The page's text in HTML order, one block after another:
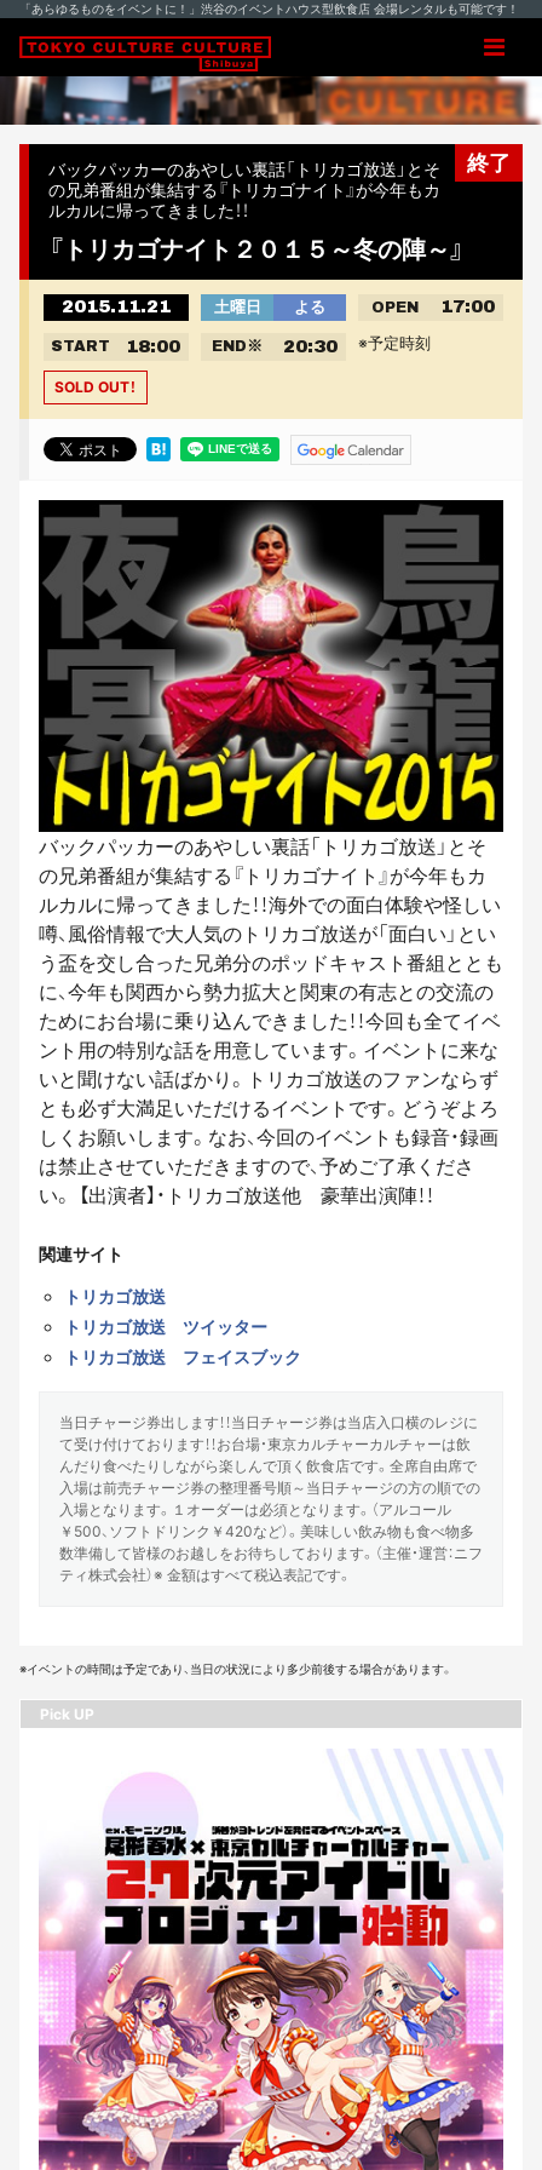
「あらゆるものをイベントに！」渋谷のイベントハウス型飲食店 会場レンタルも可能です！
終了
バックパッカーのあやしい裏話「トリカゴ放送」とそ
の兄弟番組が集結する『トリカゴナイト』が今年もカ
ルカルに帰ってきました！！
『トリカゴナイト２０１５～冬の陣～』
2015.11.21 土曜日 よる OPEN 17:00
START 18:00 END ※ 20:30 ※予定時刻
SOLD OUT！
バックパッカーのあやしい裏話「トリカゴ放送」とそ
の兄弟番組が集結する『トリカゴナイト』が今年もカ
ルカルに帰ってきました！！海外での面白体験や怪しい
噂、風俗情報で大人気のトリカゴ放送が「面白い」とい
う盃を交し合った兄弟分のポッドキャスト番組ととも
に、今年も関西から勢力拡大と関東の有志との交流の
ためにお台場に乗り込んできました！！今回も全てイベ
ント用の特別な話を用意しています。イベントに来な
いと聞けない話ばかり。トリカゴ放送のファンならず
とも必ず大満足いただけるイベントです。どうぞよろ
しくお願いします。なお、今回のイベントも録音・録画
は禁止させていただきますので、予めご了承くださ
い。 【出演者】・トリカゴ放送他 豪華出演陣！！
関連サイト
トリカゴ放送
トリカゴ放送 ツイッター
トリカゴ放送 フェイスブック
当日チャージ券出します！！当日チャージ券は当店入口横のレジに
て受け付けております！！お台場・東京カルチャーカルチャーは飲
んだり食べたりしながら楽しんで頂く飲食店です。全席自由席で
入場は前売チャージ券の整理番号順～当日チャージの方の順での
入場となります。１オーダーは必須となります。（アルコール
￥500、ソフトドリンク￥420など）。美味しい飲み物も食べ物多
数準備して皆様のお越しをお待ちしております。（主催・運営：ニフ
ティ株式会社）※ 金額はすべて税込表記です。
※イベントの時間は予定であり、当日の状況により多少前後する場合があります。
Pick UP